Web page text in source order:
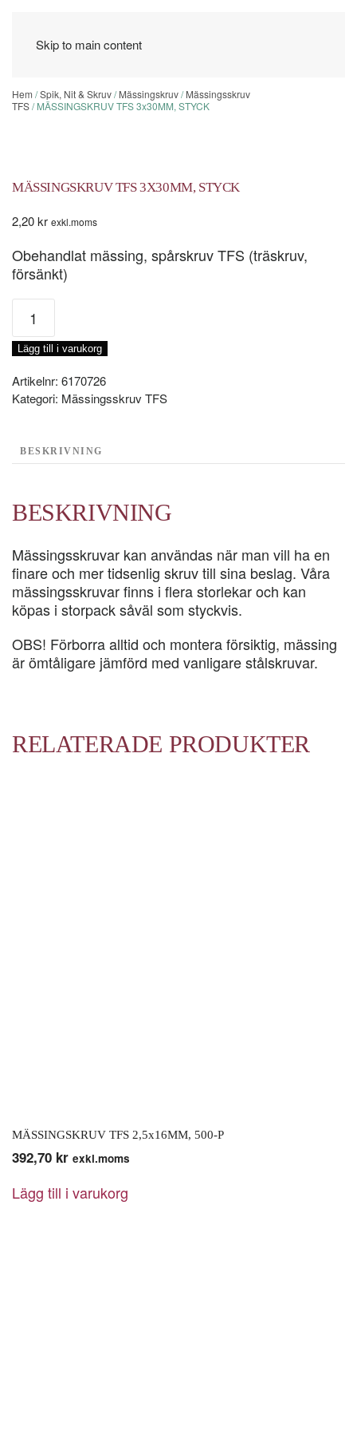
Skip to main content
Hem /Spik, Nit & Skruv/Mässingskruv/Mässingsskruv
TFS/ MÄSSINGSKRUV TFS 3x30MM, STYCK
MÄSSINGSKRUV TFS 3X30MM, STYCK
2,20kr exkl.moms
Obehandlat mässing, spårskruv TFS (träskruv,
försänkt)
MÄSSINGSKRUV
TFS
3x30MM,
STYCK
mängd
Lägg till i varukorg
Artikelnr: 6170726
Kategori: Mässingsskruv TFS
BESKRIVNING
BESKRIVNING
Mässingsskruvar kan användas när man vill ha en
finare och mer tidsenlig skruv till sina beslag. Våra
mässingsskruvar finns i flera storlekar och kan
köpas i storpack såväl som styckvis.
OBS! Förborra alltid och montera försiktig, mässing
är ömtåligare jämförd med vanligare stålskruvar.
RELATERADE PRODUKTER
MÄSSINGSKRUV TFS 2,5x16MM, 500-P
392,70 kr exkl.moms
Lägg till i varukorg